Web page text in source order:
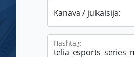
Kanava / julkaisija:
Hashtag: